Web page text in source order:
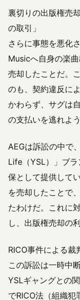
裏切りの出版権売
の取引」
さらに事態を悪化
Musicへ自身の楽
売却したことだ。
のも、契約違反に
かわらず、サグは
の支払いを逃れよ
AEGは訴訟の中で
Life（YSL）」ブ
保として提供して
を売却したことで
たわけだ。これに
し、出版権売却の
RICO事件による裁
この訴訟は一時中
YSLギャングとの
でRICO法（組織犯